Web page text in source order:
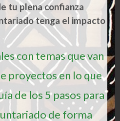
tu plena confianza
tenga el impacto
con temas que van
proyectos en lo que
de los 5 pasos para
de forma